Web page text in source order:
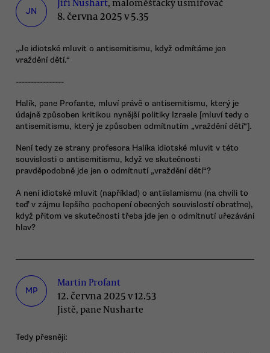
JN 8. června 2025 v 5.35
„Je idiotské mluvit o antisemitismu, když odmítáme jen
vraždění dětí.“
----------------
Halík, pane Profante, mluví právě o antisemitismu, který je
údajně způsoben kritikou nynější politiky Izraele [mluví tedy o
antisemitismu, který je způsoben odmítnutím „vraždění dětí“].
Není tedy ze strany profesora Halíka idiotské mluvit v této
souvislosti o antisemitismu, když ve skutečnosti
pravděpodobně jde jen o odmítnutí „vraždění dětí“?
A není idiotské mluvit (například) o antiislamismu (na chvíli to
teď v zájmu lepšího pochopení obecných souvislostí obraťme),
když přitom ve skutečnosti třeba jde jen o odmítnutí uřezávání
hlav?
MP
Martin Profant
12. června 2025 v 12.53
Jistě, pane Nusharte
Tedy přesněji: